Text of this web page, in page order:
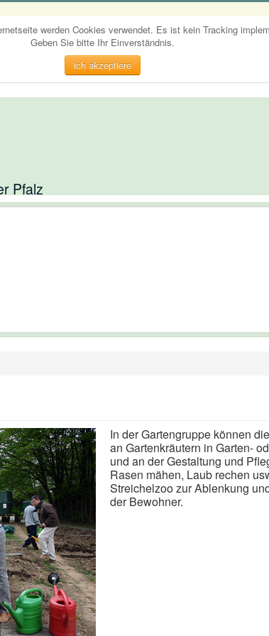
werden Cookies verwendet. Es ist kein Tracking
Geben Sie bitte Ihr Einverständnis.
ich akzeptiere
Pfalz
In der Gartengruppe können
an Gartenkräutern in Garten-
und an der Gestaltung und
Rasen mähen, Laub rechen
Streichelzoo zur Ablenkung
der Bewohner.